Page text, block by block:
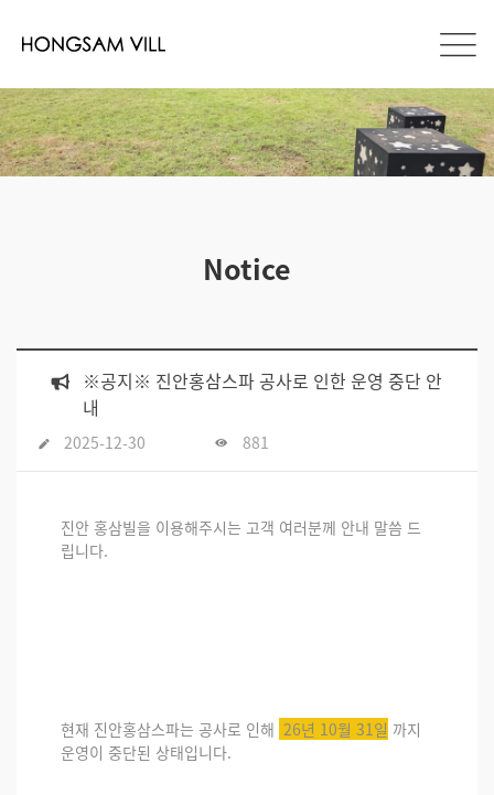
Notice
※공지※ 진안홍삼스파 공사로 인한 운영 중단 안
내
2025-12-30 881
진안 홍삼빌을 이용해주시는 고객 여러분께 안내 말씀 드
립니다.
현재 진안홍삼스파는 공사로 인해 26년 10월 31일 까지
운영이 중단된 상태입니다.